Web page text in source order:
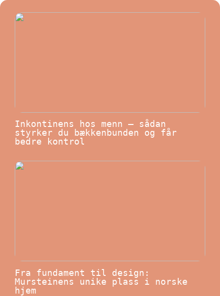
Inkontinens hos menn – sådan
styrker du bækkenbunden og får
bedre kontrol
Fra fundament til design:
Mursteinens unike plass i norske
hjem